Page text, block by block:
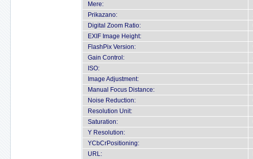
Mere:
Prikazano:
Digital Zoom Ratio:
EXIF Image Height:
FlashPix Version:
Gain Control:
ISO:
Image Adjustment:
Manual Focus Distance:
Noise Reduction:
Resolution Unit:
Saturation:
Y Resolution:
YCbCrPositioning:
URL: